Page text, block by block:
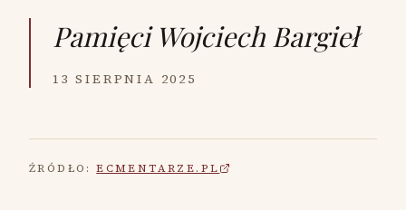
Pamięci Wojciech Bargieł
13 SIERPNIA 2025
ŹRÓDŁO: ECMENTARZE.PL